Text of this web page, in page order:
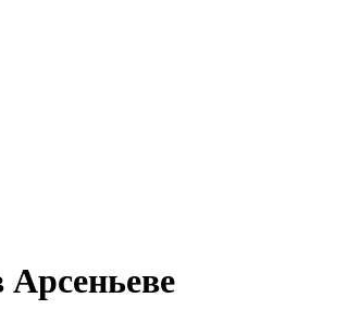
Арсеньеве